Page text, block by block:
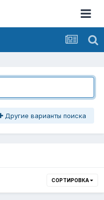
Другие варианты поиска
СОРТИРОВКА